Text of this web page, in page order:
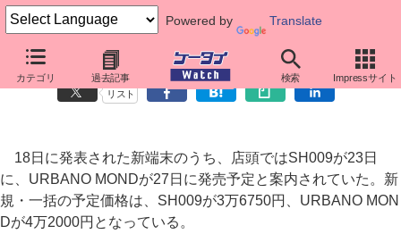
Powered by Translate
カテゴリ 過去記事 検索 Impressサイト
au端末価格調査： SH009、URBANO MONDの価格と発売日を案内
リスト
18日に発表された新端末のうち、店頭ではSH009が23日
に、URBANO MONDが27日に発売予定と案内されていた。新
規・一括の予定価格は、SH009が3万6750円、URBANO MON
Dが4万2000円となっている。